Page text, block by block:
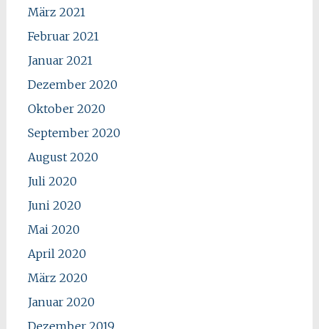
März 2021
Februar 2021
Januar 2021
Dezember 2020
Oktober 2020
September 2020
August 2020
Juli 2020
Juni 2020
Mai 2020
April 2020
März 2020
Januar 2020
Dezember 2019